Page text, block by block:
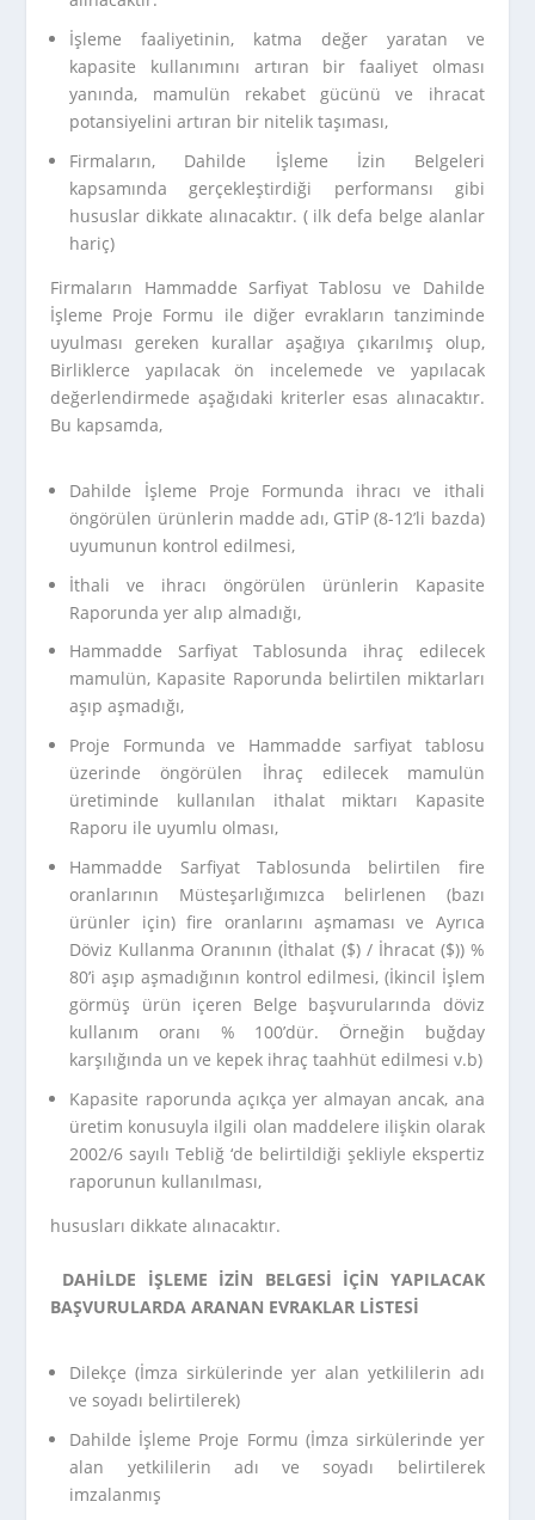
İşleme faaliyetinin, katma değer yaratan ve
kapasite kullanımını artıran bir faaliyet olması
yanında, mamulün rekabet gücünü ve ihracat
potansiyelini artıran bir nitelik taşıması,
Firmaların, Dahilde İşleme İzin Belgeleri
kapsamında gerçekleştirdiği performansı gibi
hususlar dikkate alınacaktır. ( ilk defa belge alanlar
hariç)
Firmaların Hammadde Sarfiyat Tablosu ve Dahilde
İşleme Proje Formu ile diğer evrakların tanziminde
uyulması gereken kurallar aşağıya çıkarılmış olup,
Birliklerce yapılacak ön incelemede ve yapılacak
değerlendirmede aşağıdaki kriterler esas alınacaktır.
Bu kapsamda,
Dahilde İşleme Proje Formunda ihracı ve ithali
öngörülen ürünlerin madde adı, GTİP (8-12’li bazda)
uyumunun kontrol edilmesi,
İthali ve ihracı öngörülen ürünlerin Kapasite
Raporunda yer alıp almadığı,
Hammadde Sarfiyat Tablosunda ihraç edilecek
mamulün, Kapasite Raporunda belirtilen miktarları
aşıp aşmadığı,
Proje Formunda ve Hammadde sarfiyat tablosu
üzerinde öngörülen İhraç edilecek mamulün
üretiminde kullanılan ithalat miktarı Kapasite
Raporu ile uyumlu olması,
Hammadde Sarfiyat Tablosunda belirtilen fire
oranlarının Müsteşarlığımızca belirlenen (bazı
ürünler için) fire oranlarını aşmaması ve Ayrıca
Döviz Kullanma Oranının (İthalat ($) / İhracat ($)) %
80’i aşıp aşmadığının kontrol edilmesi, (İkincil İşlem
görmüş ürün içeren Belge başvurularında döviz
kullanım oranı % 100’dür. Örneğin buğday
karşılığında un ve kepek ihraç taahhüt edilmesi v.b)
Kapasite raporunda açıkça yer almayan ancak, ana
üretim konusuyla ilgili olan maddelere ilişkin olarak
2002/6 sayılı Tebliğ ‘de belirtildiği şekliyle ekspertiz
raporunun kullanılması,
hususları dikkate alınacaktır.
DAHİLDE İŞLEME İZİN BELGESİ İÇİN YAPILACAK
BAŞVURULARDA ARANAN EVRAKLAR LİSTESİ
Dilekçe (İmza sirkülerinde yer alan yetkililerin adı
ve soyadı belirtilerek)
Dahilde İşleme Proje Formu (İmza sirkülerinde yer
alan yetkililerin adı ve soyadı belirtilerek
imzalanmış